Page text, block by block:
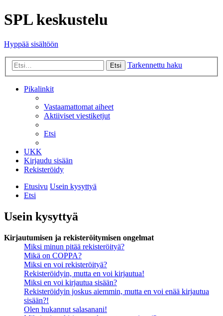
SPL keskustelu
Hyppää sisältöön
Etsi Tarkennettu haku
Pikalinkit
Vastaamattomat aiheet
Aktiiviset viestiketjut
Etsi
UKK
Kirjaudu sisään
Rekisteröidy
Etusivu Usein kysyttyä
Etsi
Usein kysyttyä
Kirjautumisen ja rekisteröitymisen ongelmat
Miksi minun pitää rekisteröityä?
Mikä on COPPA?
Miksi en voi rekisteröityä?
Rekisteröidyin, mutta en voi kirjautua!
Miksi en voi kirjautua sisään?
Rekisteröidyin joskus aiemmin, mutta en voi enää kirjautua
sisään?!
Olen hukannut salasanani!